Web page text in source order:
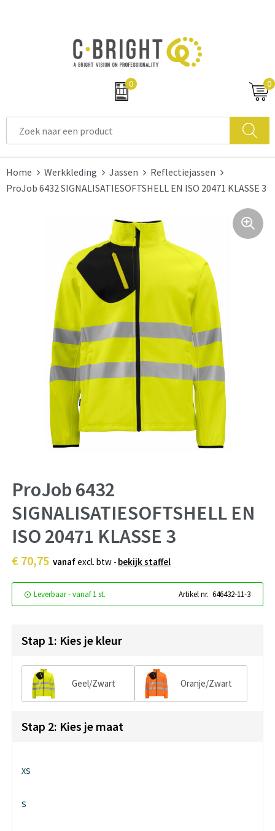
0 0
Home Werkkleding Jassen
Reflectiejassen
ProJob 6432 SIGNALISATIESOFTSHELL EN ISO 20471 KLASSE 3
ProJob 6432
SIGNALISATIESOFTSHELL EN
ISO 20471 KLASSE 3
€ 70,75 vanafexcl. btw - bekijk staffel
Leverbaar-vanaf1 st. Artikel nr. 646432-11-3
Stap 1: Kies je kleur
Geel/Zwart Oranje/Zwart
Stap 2: Kies je maat
XS
S